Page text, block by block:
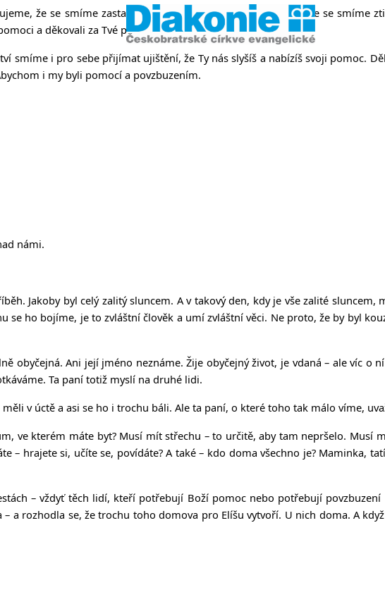
že se smíme zastavit a přijít společně do Tvého domu. Že se smíme
a děkovali za Tvé působení.
smíme i pro sebe přijímat ujištění, že Ty nás slyšíš a nabízíš svoji pomoc.
i my byli pomocí a povzbuzením.
námi.
Jakoby byl celý zalitý sluncem. A v takový den, kdy je vše zalité
se ho bojíme, je to zvláštní člověk a umí zvláštní věci. Ne proto, že by byl
obyčejná. Ani její jméno neznáme. Žije obyčejný život, je vdaná – ale víc o
Ta paní totiž myslí na druhé lidi.
v úctě a asi se ho i trochu báli. Ale ta paní, o které toho tak málo víme,
ve kterém máte byt? Musí mít střechu – to určitě, aby tam nepršelo. Musí
– hrajete si, učíte se, povídáte? A také – kdo doma všechno je? Maminka,
– vždyť těch lidí, kteří potřebují Boží pomoc nebo potřebují
– a rozhodla se, že trochu toho domova pro Elíšu vytvoří. U nich doma. A